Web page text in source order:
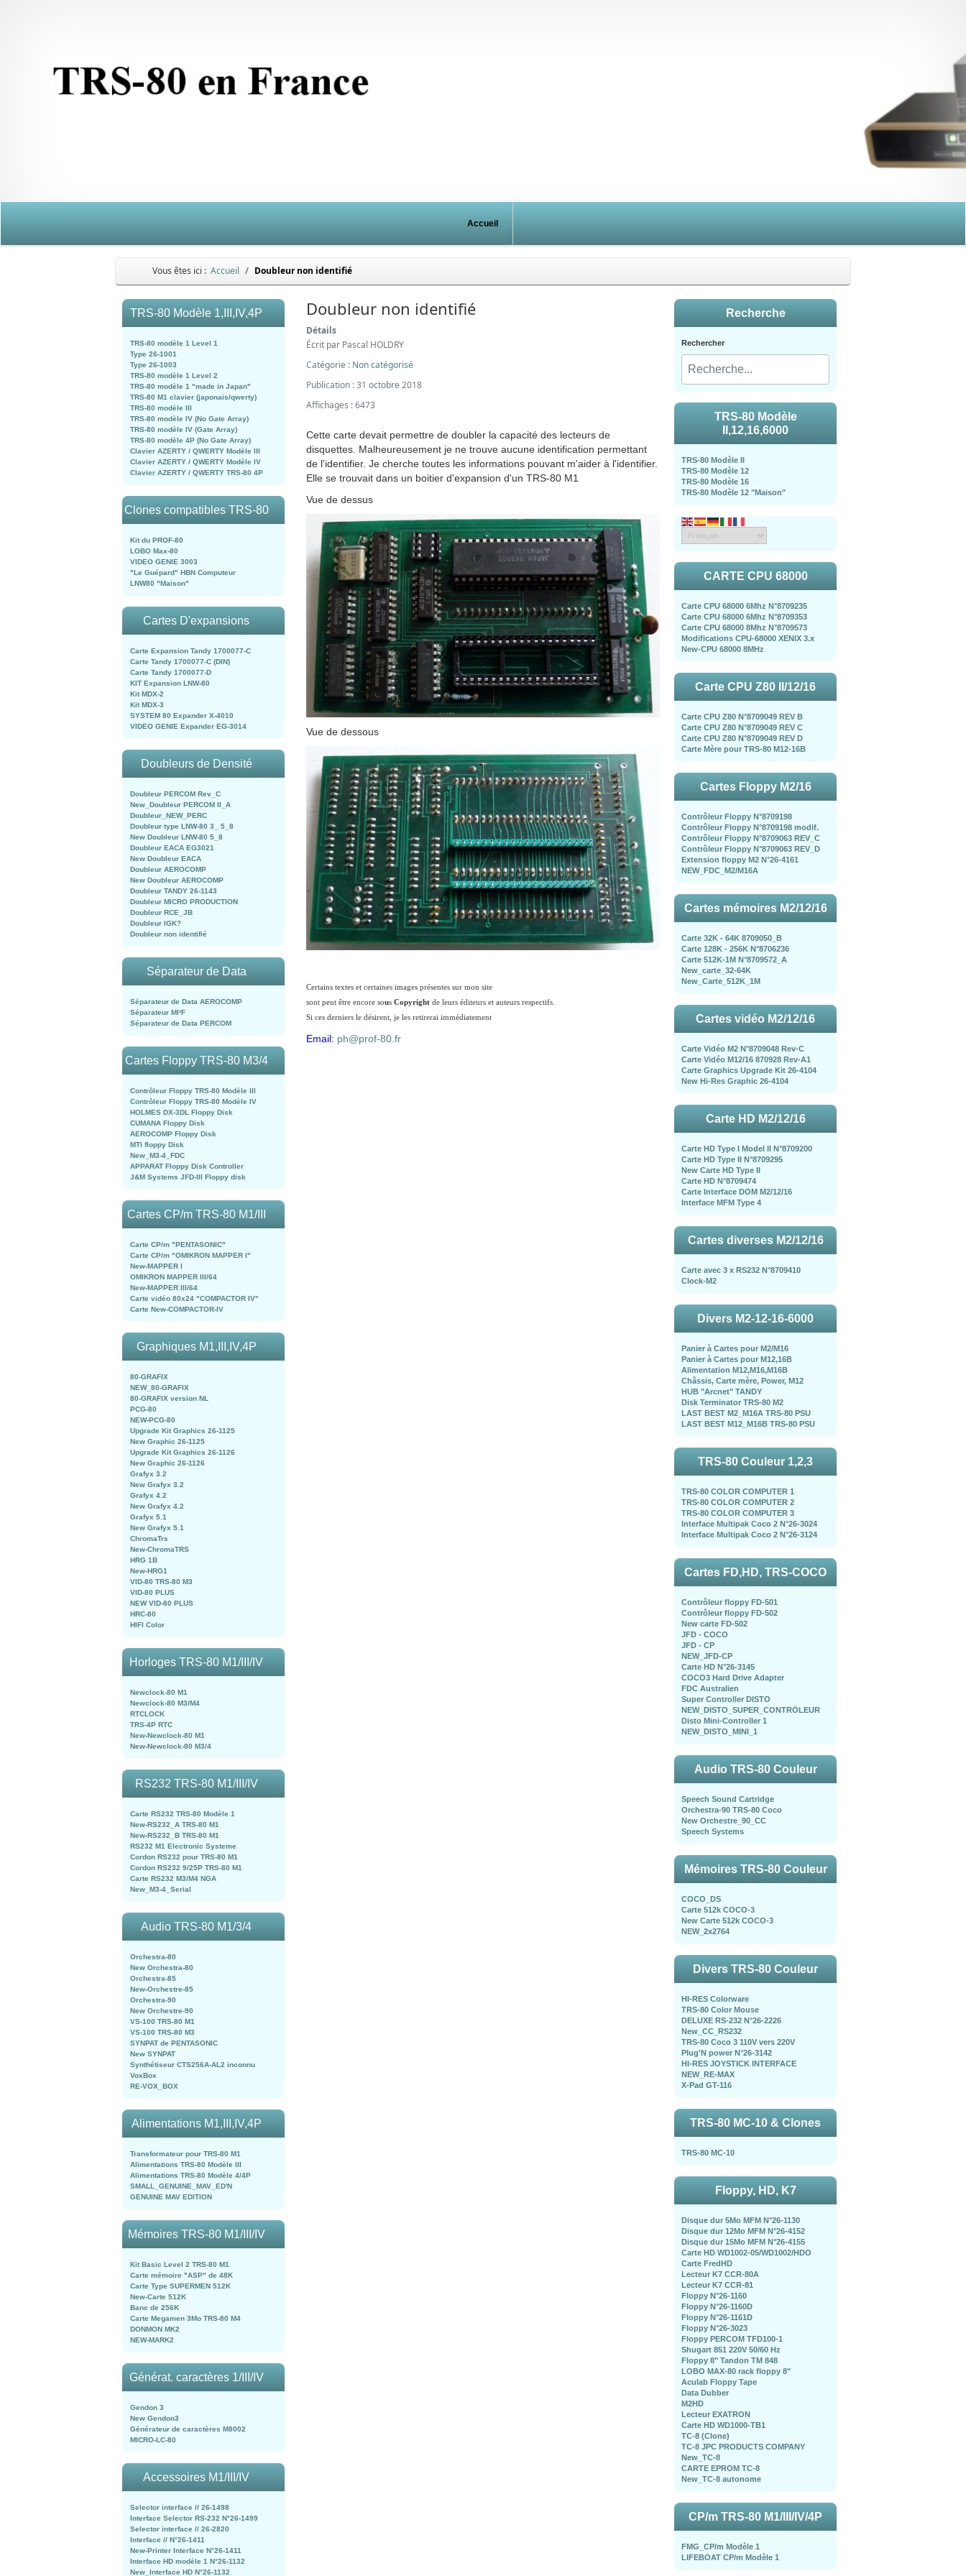
Accueil
Vous êtes ici : Accueil Doubleur non identifié
TRS-80 Modèle 1,III,IV,4P
TRS-80 modèle 1 Level 1
Type 26-1001
Type 26-1003
TRS-80 modèle 1 Level 2
TRS-80 modèle 1 "made in Japan"
TRS-80 M1 clavier (japonais/qwerty)
TRS-80 modèle III
TRS-80 modèle IV (No Gate Array)
TRS-80 modèle IV (Gate Array)
TRS-80 modèle 4P (No Gate Array)
Clavier AZERTY / QWERTY Modèle III
Clavier AZERTY / QWERTY Modèle IV
Clavier AZERTY / QWERTY TRS-80 4P
Clones compatibles TRS-80
Kit du PROF-80
LOBO Max-80
VIDEO GENIE 3003
"Le Guépard" HBN Computeur
LNW80 "Maison"
Cartes D'expansions
Carte Expansion Tandy 1700077-C
Carte Tandy 1700077-C (DIN)
Carte Tandy 1700077-D
KIT Expansion LNW-80
Kit MDX-2
Kit MDX-3
SYSTEM 80 Expander X-4010
VIDEO GENIE Expander EG-3014
Doubleurs de Densité
Doubleur PERCOM Rev_C
New_Doubleur PERCOM II_A
Doubleur_NEW_PERC
Doubleur type LNW-80 3_ 5_8
New Doubleur LNW-80 5_8
Doubleur EACA EG3021
New Doubleur EACA
Doubleur AEROCOMP
New Doubleur AEROCOMP
Doubleur TANDY 26-1143
Doubleur MICRO PRODUCTION
Doubleur RCE_JB
Doubleur IGK?
Doubleur non identifié
Séparateur de Data
Séparateur de Data AEROCOMP
Séparateur MI²F
Séparateur de Data PERCOM
Cartes Floppy TRS-80 M3/4
Contrôleur Floppy TRS-80 Modèle III
Contrôleur Floppy TRS-80 Modèle IV
HOLMES DX-3DL Floppy Disk
CUMANA Floppy Disk
AEROCOMP Floppy Disk
MTI floppy Disk
New_M3-4_FDC
APPARAT Floppy Disk Controller
J&M Systems JFD-III Floppy disk
Cartes CP/m TRS-80 M1/III
Carte CP/m "PENTASONIC"
Carte CP/m "OMIKRON MAPPER I"
New-MAPPER I
OMIKRON MAPPER III/64
New-MAPPER III/64
Carte vidéo 80x24 "COMPACTOR IV"
Carte New-COMPACTOR-IV
Graphiques M1,III,IV,4P
80-GRAFIX
NEW_80-GRAFIX
80-GRAFIX version NL
PCG-80
NEW-PCG-80
Upgrade Kit Graphics 26-1125
New Graphic 26-1125
Upgrade Kit Graphics 26-1126
New Graphic 26-1126
Grafyx 3.2
New Grafyx 3.2
Grafyx 4.2
New Grafyx 4.2
Grafyx 5.1
New Grafyx 5.1
ChromaTrs
New-ChromaTRS
HRG 1B
New-HRG1
VID-80 TRS-80 M3
VID-80 PLUS
NEW VID-80 PLUS
HRC-80
HIFI Color
Horloges TRS-80 M1/III/IV
Newclock-80 M1
Newclock-80 M3/M4
RTCLOCK
TRS-4P RTC
New-Newclock-80 M1
New-Newclock-80 M3/4
RS232 TRS-80 M1/III/IV
Carte RS232 TRS-80 Modèle 1
New-RS232_A TRS-80 M1
New-RS232_B TRS-80 M1
RS232 M1 Electronic Systeme
Cordon RS232 pour TRS-80 M1
Cordon RS232 9/25P TRS-80 M1
Carte RS232 M3/M4 NGA
New_M3-4_Serial
Audio TRS-80 M1/3/4
Orchestra-80
New Orchestra-80
Orchestra-85
New-Orchestre-85
Orchestra-90
New Orchestre-90
VS-100 TRS-80 M1
VS-100 TRS-80 M3
SYNPAT de PENTASONIC
New SYNPAT
Synthétiseur CTS256A-AL2 inconnu
VoxBox
RE-VOX_BOX
Alimentations M1,III,IV,4P
Transformateur pour TRS-80 M1
Alimentations TRS-80 Modèle III
Alimentations TRS-80 Modèle 4/4P
SMALL_GENUINE_MAV_ED'N
GENUINE MAV EDITION
Mémoires TRS-80 M1/III/IV
Kit Basic Level 2 TRS-80 M1
Carte mémoire "ASP" de 48K
Carte Type SUPERMEN 512K
New-Carte 512K
Banc de 256K
Carte Megamen 3Mo TRS-80 M4
DONMON MK2
NEW-MARK2
Générat. caractères 1/III/IV
Gendon 3
New Gendon3
Générateur de caractères M8002
MICRO-LC-80
Accessoires M1/III/IV
Selector interface // 26-1498
Interface Selector RS-232 N°26-1499
Selector interface // 26-2820
Interface // N°26-1411
New-Printer Interface N°26-1411
Interface HD modèle 1 N°26-1132
New_Interface HD N°26-1132
Doubleur non identifié
Détails
Écrit par Pascal HOLDRY
Catégorie : Non catégorisé
Publication : 31 octobre 2018
Affichages : 6473
Cette carte devait permettre de doubler la capacité des lecteurs de
disquettes. Malheureusement je ne trouve aucune identification permettant
de l'identifier. Je cherche toutes les informations pouvant m'aider à l'identifier.
Elle se trouvait dans un boitier d'expansion d'un TRS-80 M1
Vue de dessus
Vue de dessous
Certains textes et certaines images présentes sur mon site
sont peut être encore sous Copyright de leurs éditeurs et auteurs respectifs.
Si ces derniers le désirent, je les retirerai immédiatement
Email: ph@prof-80.fr
Recherche
Rechercher
TRS-80 Modèle
II,12,16,6000
TRS-80 Modèle II
TRS-80 Modèle 12
TRS-80 Modèle 16
TRS-80 Modèle 12 "Maison"
CARTE CPU 68000
Carte CPU 68000 6Mhz N°8709235
Carte CPU 68000 6Mhz N°8709353
Carte CPU 68000 8Mhz N°8709573
Modifications CPU-68000 XENIX 3.x
New-CPU 68000 8MHz
Carte CPU Z80 II/12/16
Carte CPU Z80 N°8709049 REV B
Carte CPU Z80 N°8709049 REV C
Carte CPU Z80 N°8709049 REV D
Carte Mère pour TRS-80 M12-16B
Cartes Floppy M2/16
Contrôleur Floppy N°8709198
Contrôleur Floppy N°8709198 modif.
Contrôleur Floppy N°8709063 REV_C
Contrôleur Floppy N°8709063 REV_D
Extension floppy M2 N°26-4161
NEW_FDC_M2/M16A
Cartes mémoires M2/12/16
Carte 32K - 64K 8709050_B
Carte 128K - 256K N°8706236
Carte 512K-1M N°8709572_A
New_carte_32-64K
New_Carte_512K_1M
Cartes vidéo M2/12/16
Carte Vidéo M2 N°8709048 Rev-C
Carte Vidéo M12/16 870928 Rev-A1
Carte Graphics Upgrade Kit 26-4104
New Hi-Res Graphic 26-4104
Carte HD M2/12/16
Carte HD Type I Model II N°8709200
Carte HD Type II N°8709295
New Carte HD Type II
Carte HD N°8709474
Carte Interface DOM M2/12/16
Interface MFM Type 4
Cartes diverses M2/12/16
Carte avec 3 x RS232 N°8709410
Clock-M2
Divers M2-12-16-6000
Panier à Cartes pour M2/M16
Panier à Cartes pour M12,16B
Alimentation M12,M16,M16B
Châssis, Carte mère, Power, M12
HUB "Arcnet" TANDY
Disk Terminator TRS-80 M2
LAST BEST M2_M16A TRS-80 PSU
LAST BEST M12_M16B TRS-80 PSU
TRS-80 Couleur 1,2,3
TRS-80 COLOR COMPUTER 1
TRS-80 COLOR COMPUTER 2
TRS-80 COLOR COMPUTER 3
Interface Multipak Coco 2 N°26-3024
Interface Multipak Coco 2 N°26-3124
Cartes FD,HD, TRS-COCO
Contrôleur floppy FD-501
Contrôleur floppy FD-502
New carte FD-502
JFD - COCO
JFD - CP
NEW_JFD-CP
Carte HD N°26-3145
COCO3 Hard Drive Adapter
FDC Australien
Super Controller DISTO
NEW_DISTO_SUPER_CONTRÖLEUR
Disto Mini-Controller 1
NEW_DISTO_MINI_1
Audio TRS-80 Couleur
Speech Sound Cartridge
Orchestra-90 TRS-80 Coco
New Orchestre_90_CC
Speech Systems
Mémoires TRS-80 Couleur
COCO_DS
Carte 512k COCO-3
New Carte 512k COCO-3
NEW_2x2764
Divers TRS-80 Couleur
HI-RES Colorware
TRS-80 Color Mouse
DELUXE RS-232 N°26-2226
New_CC_RS232
TRS-80 Coco 3 110V vers 220V
Plug'N power N°26-3142
HI-RES JOYSTICK INTERFACE
NEW_RE-MAX
X-Pad GT-116
TRS-80 MC-10 & Clones
TRS-80 MC-10
Floppy, HD, K7
Disque dur 5Mo MFM N°26-1130
Disque dur 12Mo MFM N°26-4152
Disque dur 15Mo MFM N°26-4155
Carte HD WD1002-05/WD1002/HDO
Carte FredHD
Lecteur K7 CCR-80A
Lecteur K7 CCR-81
Floppy N°26-1160
Floppy N°26-1160D
Floppy N°26-1161D
Floppy N°26-3023
Floppy PERCOM TFD100-1
Shugart 851 220V 50/60 Hz
Floppy 8" Tandon TM 848
LOBO MAX-80 rack floppy 8"
Aculab Floppy Tape
Data Dubber
M2HD
Lecteur EXATRON
Carte HD WD1000-TB1
TC-8 (Clone)
TC-8 JPC PRODUCTS COMPANY
New_TC-8
CARTE EPROM TC-8
New_TC-8 autonome
CP/m TRS-80 M1/III/IV/4P
FMG_CP/m Modèle 1
LIFEBOAT CP/m Modèle 1